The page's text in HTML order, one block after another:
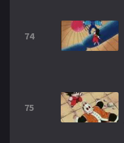
74
75